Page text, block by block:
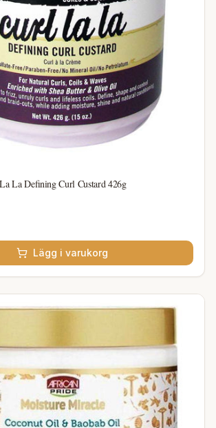
La Defining Curl Custard 426g
Lägg i varukorg